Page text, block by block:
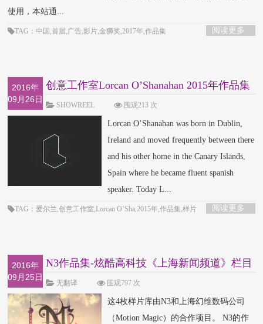
使用，本站通...
阅读更多
TAG：中国,首届,广告,影片,金狮奖,2017年,作品集
2016年
09月26日
创意工作室Lorcan O’Shanahan 2015年作品集
SHOWREEL 围观213 次
Lorcan O’Shanahan was born in Dublin,
Ireland and moved frequently between there
and his other home in the Canary Islands,
Spain where he became fluent spanish
speaker. Today L...
阅读更多
TAG：爱尔兰,创意工作室,Lorcan O’Sha,2015年,作品集,样片
2016年
09月25日
N3作品集-炫酷高科技《上海新闻频道》栏目
包装参考
无翻译 围观797 次
这4枚样片库由N3和上海幻维数码公司
（Motion Magic）的合作项目。 N3的作